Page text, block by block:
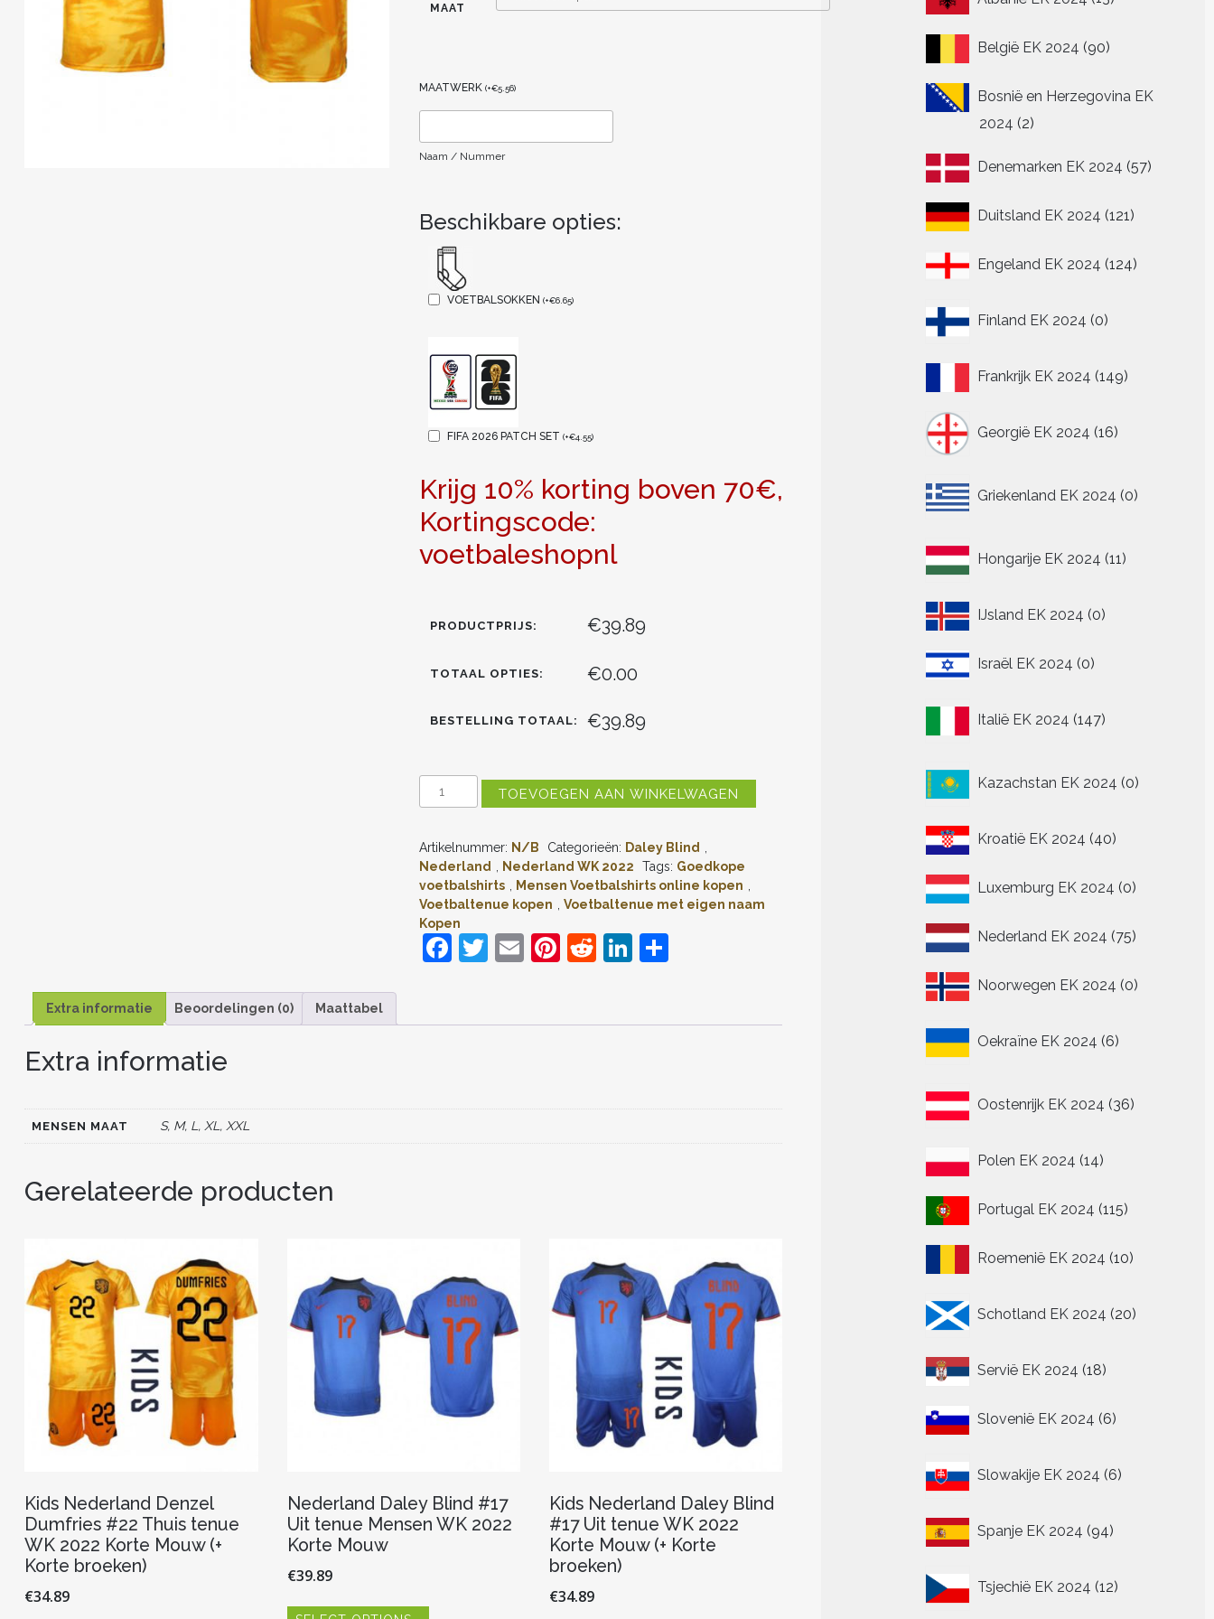
MAAT
MAATWERK(+€5.56)
Naam / Nummer
Beschikbare opties:
VOETBALSOKKEN(+€6.65)
FIFA 2026 PATCH SET(+€4.55)
Krijg 10% korting boven 70€,
Kortingscode:
voetbaleshopnl
PRODUCTPRIJS: €39.89
TOTAAL OPTIES: €0.00
BESTELLING TOTAAL: €39.89
NEDERLAND
DALEY
THUIS
TENUE
MENSEN
2022
KORTE
MOUW
AANTAL
TOEVOEGEN AAN WINKELWAGEN
Artikelnummer: N/B Categorieën: Daley Blind
Nederland
Nederland WK 2022 Tags: Goedkope
voetbalshirts
Mensen Voetbalshirts online kopen
Voetbaltenue kopen
,Voetbaltenue met eigen naam
Kopen
F
e
o
k
T
er
E
l
Pi
e
R
di
Li
e n
Extra informatie Beoordelingen (0) Maattabel
Extra informatie
MENSEN MAAT S, M, L, XL, XXL
Gerelateerde producten
Kids Nederland Denzel
Dumfries #22 Thuis tenue
WK 2022 Korte Mouw (+
Korte broeken)
€34.89
Nederland Daley Blind #17
Uit tenue Mensen WK 2022
Korte Mouw
€39.89
Kids Nederland Daley Blind
#17 Uit tenue WK 2022
Korte Mouw (+ Korte
broeken)
€34.89
België EK 2024 9090
Bosnië en Herzegovina EK
2024 22
Denemarken EK 2024 5757
Duitsland EK 2024 121 121
Engeland EK 2024 124124
Finland EK 2024 0
producten
Frankrijk EK 2024 149149
Georgië EK 2024 16
producten
Griekenland EK 2024 0
producten
Hongarije EK 2024 11
producten
IJsland EK 2024 00
Israël EK 2024 00
Italië EK 2024 147
producten
Kazachstan EK 2024 0
producten
Kroatië EK 2024 4040
Luxemburg EK 2024 00
Nederland EK 2024 7575
Noorwegen EK 2024 00
Oekraïne EK 2024 6
producten
Oostenrijk EK 2024 36
producten
Polen EK 2024 1414
Portugal EK 2024 115115
Roemenië EK 2024 1010
Schotland EK 2024 20
producten
Servië EK 2024 1818
Slovenië EK 2024 66
Slowakije EK 2024 6
producten
Spanje EK 2024 9494
Tsjechië EK 2024 12
producten